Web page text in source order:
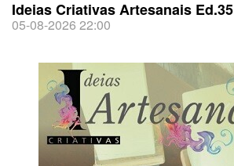
Ideias Criativas Artesanais Ed.35
05-08-2026 22:00